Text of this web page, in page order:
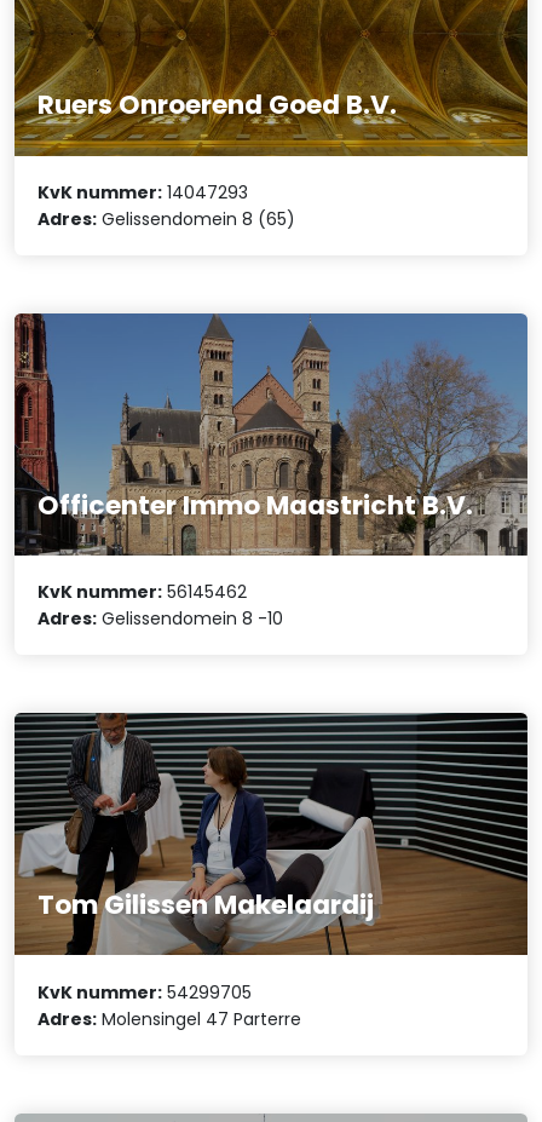
Ruers Onroerend Goed B.V.
KvK nummer: 14047293
Adres: Gelissendomein 8 (65)
Officenter Immo Maastricht B.V.
KvK nummer: 56145462
Adres: Gelissendomein 8 -10
Tom Gilissen Makelaardij
KvK nummer: 54299705
Adres: Molensingel 47 Parterre